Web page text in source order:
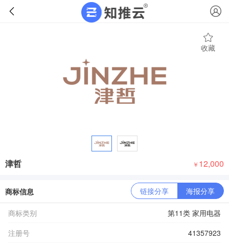
收藏
津哲 ￥ 12,000
商标信息 链接分享 海报分享
商标类别
第11类 家用电器
注册号
41357923